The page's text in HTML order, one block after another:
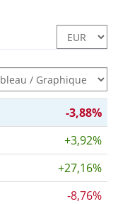
-3,88%
+3,92%
+27,16%
-8,76%